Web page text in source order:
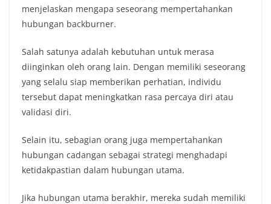
menjelaskan mengapa seseorang mempertahankan
hubungan backburner.
Salah satunya adalah kebutuhan untuk merasa
diinginkan oleh orang lain. Dengan memiliki seseorang
yang selalu siap memberikan perhatian, individu
tersebut dapat meningkatkan rasa percaya diri atau
validasi diri.
Selain itu, sebagian orang juga mempertahankan
hubungan cadangan sebagai strategi menghadapi
ketidakpastian dalam hubungan utama.
Jika hubungan utama berakhir, mereka sudah memiliki